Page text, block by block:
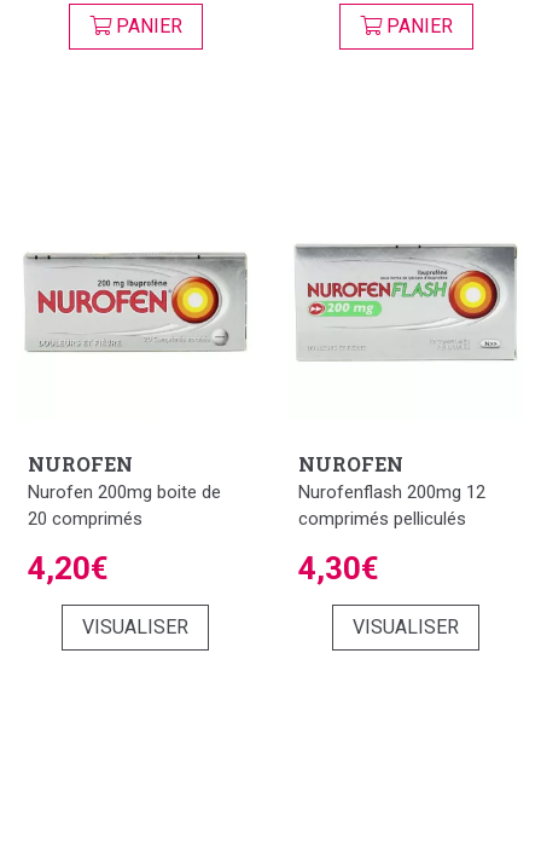
PANIER PANIER
NUROFEN
Nurofen 200mg boite de
20 comprimés
4,20€
VISUALISER
NUROFEN
Nurofenflash 200mg 12
comprimés pelliculés
4,30€
VISUALISER